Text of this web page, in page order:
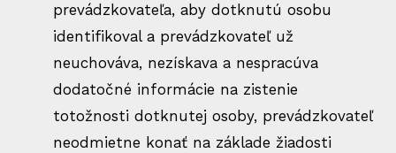
prevádzkovateľa, aby dotknutú osobu
identifikoval a prevádzkovateľ už
neuchováva, nezískava a nespracúva
dodatočné informácie na zistenie
totožnosti dotknutej osoby, prevádzkovateľ
neodmietne konať na základe žiadosti